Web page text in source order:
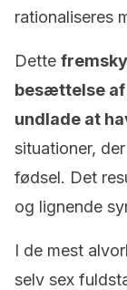
rationaliseres
Dette
besættelse
undlade at
situationer,
fødsel. Det
og lignende
I de mest
selv sex